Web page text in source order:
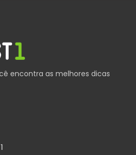
encontra as melhores dicas